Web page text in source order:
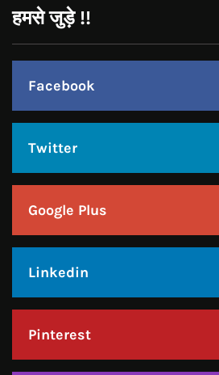
Linkedin
Pinterest
Instagram